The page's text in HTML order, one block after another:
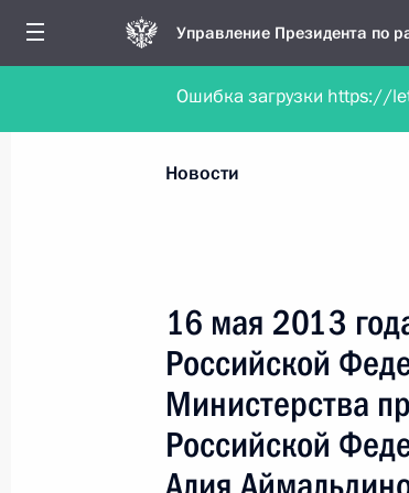
Управление Президента по
Обратиться в форме
Все новости
Все руководители, регионы,
Новости
16 мая 2013
Российской
Министерства
Российской
Ошибка загрузки https://